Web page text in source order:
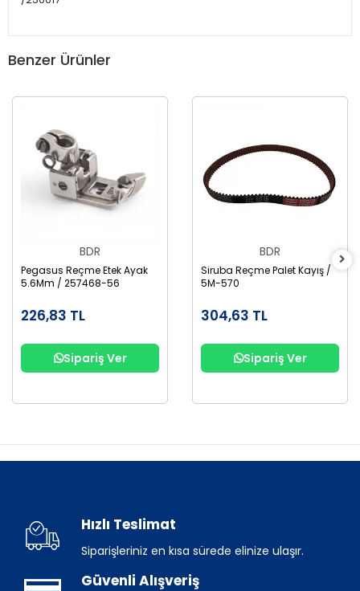
Benzer Ürünler
BDR
Pegasus Reçme Etek Ayak
5.6Mm / 257468-56
226,83 TL
Sipariş Ver
BDR
Siruba Reçme Palet Kayış /
5M-570
304,63 TL
Sipariş Ver
Hızlı Teslimat
Siparişleriniz en kısa sürede elinize ulaşır.
Güvenli Alışveriş